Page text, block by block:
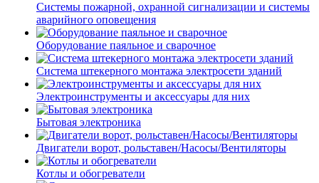
Системы пожарной, охранной сигнализации и системы
аварийного оповещения
Оборудование паяльное и сварочное
Система штекерного монтажа электросети зданий
Электроинструменты и аксессуары для них
Бытовая электроника
Двигатели ворот, рольставен/Насосы/Вентиляторы
Котлы и обогреватели